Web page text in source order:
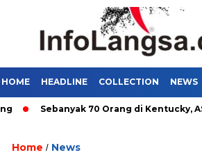
HOME HEADLINE COLLECTION NEWS
Sebanyak 70 Orang di Kentucky, AS
Home / News